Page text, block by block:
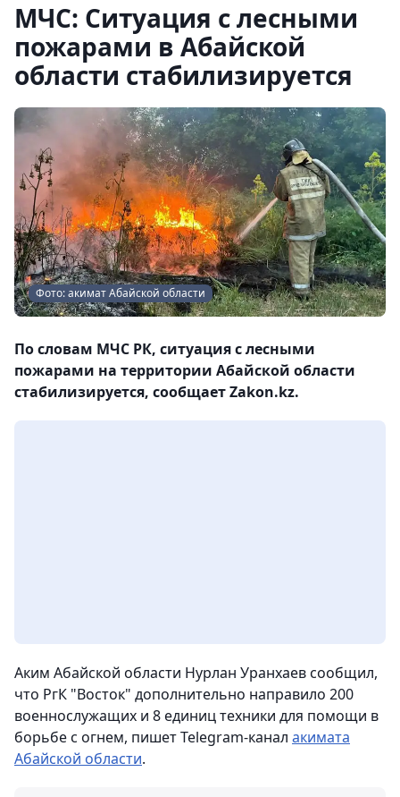
МЧС: Ситуация с лесными
пожарами в Абайской
области стабилизируется
Фото: акимат Абайской области
По словам МЧС РК, ситуация с лесными
пожарами на территории Абайской области
стабилизируется, сообщает Zakon.kz.
Аким Абайской области Нурлан Уранхаев сообщил,
что РгК "Восток" дополнительно направило 200
военнослужащих и 8 единиц техники для помощи в
борьбе с огнем, пишет Telegram-канал акимата
Абайской области.